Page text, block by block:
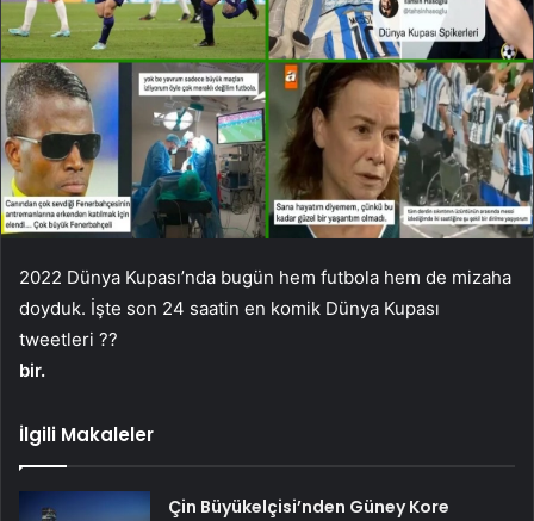
2022 Dünya Kupası’nda bugün hem futbola hem de mizaha
doyduk. İşte son 24 saatin en komik Dünya Kupası
tweetleri ??
bir.
İlgili Makaleler
Çin Büyükelçisi’nden Güney Kore